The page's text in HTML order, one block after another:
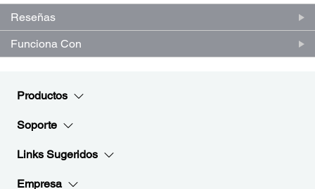
Enlace
la
Reseñas
Funciona Con
Productos
Soporte
Links Sugeridos
Empresa